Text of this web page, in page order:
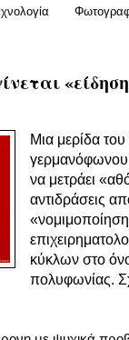
Μια μερίδα του
γερμανόφωνου
να μετράει
αντιδράσεις
κύκλων στο
πολυφωνίας.